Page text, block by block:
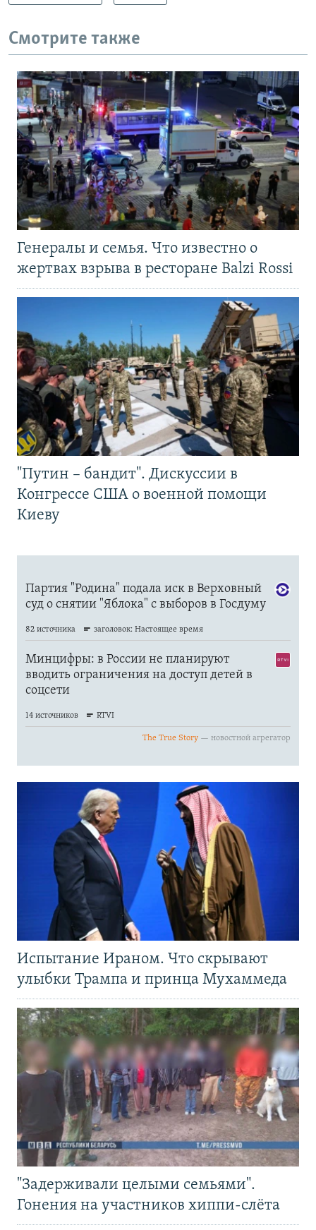
Смотрите также
Генералы и семья. Что известно о
жертвах взрыва в ресторане Balzi Rossi
"Путин – бандит". Дискуссии в
Конгрессе США о военной помощи
Киеву
Испытание Ираном. Что скрывают
улыбки Трампа и принца Мухаммеда
"Задерживали целыми семьями".
Гонения на участников хиппи-слёта